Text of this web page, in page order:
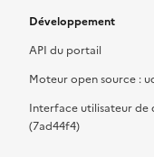
Développement
API du portail
Moteur open source :
Interface utilisateur de
(7ad44f4)